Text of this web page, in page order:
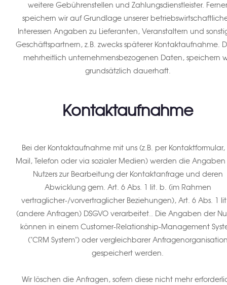
weitere Gebührenstellen und Zahlungsdienstleister. Ferner
speichern wir auf Grundlage unserer
Interessen Angaben zu Lieferanten, Veranstaltern und
Geschäftspartnern, z.B. zwecks späterer Kontaktaufnahme.
mehrheitlich unternehmensbezogenen Daten, speichern
grundsätzlich dauerhaft.
Kontaktaufnahme
Bei der Kontaktaufnahme mit uns (z.B. per Kontaktformular,
Mail, Telefon oder via sozialer Medien) werden die Angaben
Nutzers zur Bearbeitung der Kontaktanfrage und deren
Abwicklung gem. Art. 6 Abs. 1 lit. b. (im Rahmen
vertraglicher-/vorvertraglicher Beziehungen), Art. 6 Abs. 1
(andere Anfragen) DSGVO verarbeitet.. Die Angaben der
können in einem Customer-Relationship-Management
("CRM System") oder vergleichbarer
gespeichert werden.
Wir löschen die Anfragen, sofern diese nicht mehr